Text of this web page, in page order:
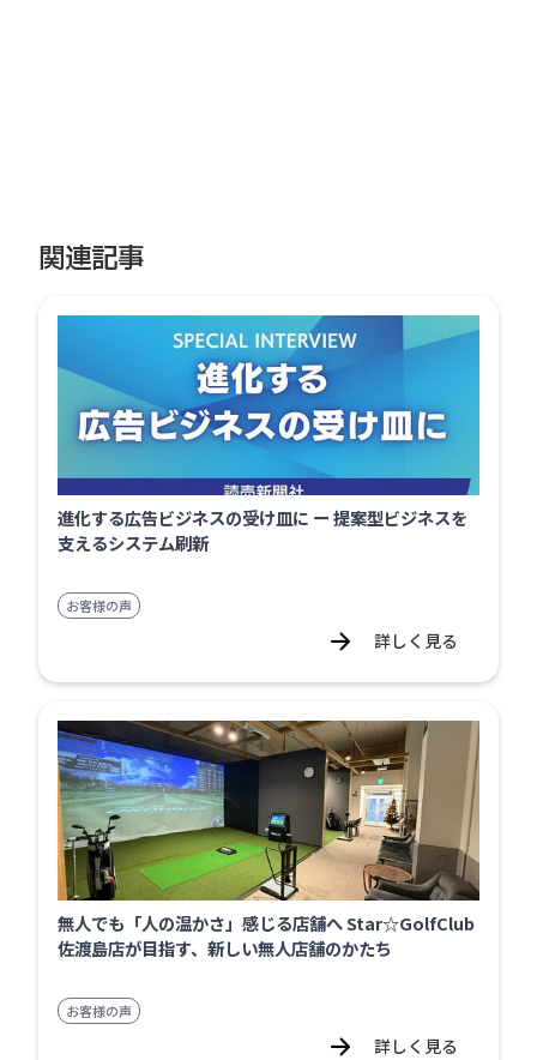
関連記事
進化する広告ビジネスの受け皿に ー 提案型ビジネスを
支えるシステム刷新
お客様の声
詳しく見る
無人でも「人の温かさ」感じる店舗へ Star☆GolfClub
佐渡島店が目指す、新しい無人店舗のかたち
お客様の声
詳しく見る